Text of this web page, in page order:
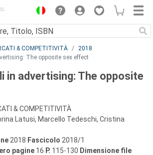
& COMPETITIVITÀ
2018
The opposite sex effect
in advertising: The opposite
& COMPETITIVITÀ
Latusi, Marcello Tedeschi, Cristina
2018 Fascicolo 2018/1
pagine 16 P. 115-130 Dimensione file